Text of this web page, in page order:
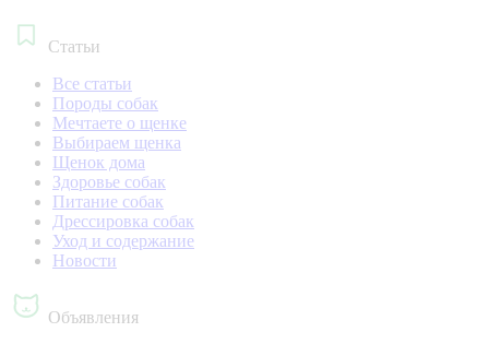
Статьи
Все статьи
Породы собак
Мечтаете о щенке
Выбираем щенка
Щенок дома
Здоровье собак
Питание собак
Дрессировка собак
Уход и содержание
Новости
Объявления